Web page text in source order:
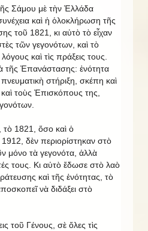
Σάμου μὲ τὴν Ἑλλάδα
καὶ ἡ ὁλοκλήρωση τῆς
τοῦ 1821, κι αὐτὸ τὸ εἶχαν
τῶν γεγονότων, καὶ τὸ
καὶ τὶς πράξεις τους.
τῆς Ἐπανάστασης: ἑνότητα
στήριξη, σκέπη καὶ
τοὺς Ἐπισκόπους της,
τὸ 1821, ὅσο καὶ ὁ
δὲν περιορίστηκαν στὸ
μόνο τὰ γεγονότα, ἀλλὰ
τους. Κι αὐτὸ ἔδωσε στὸ λαὸ
καὶ τῆς ἑνότητας, τὸ
νὰ διδάξει στὸ
τοῦ Γένους, σὲ ὅλες τὶς